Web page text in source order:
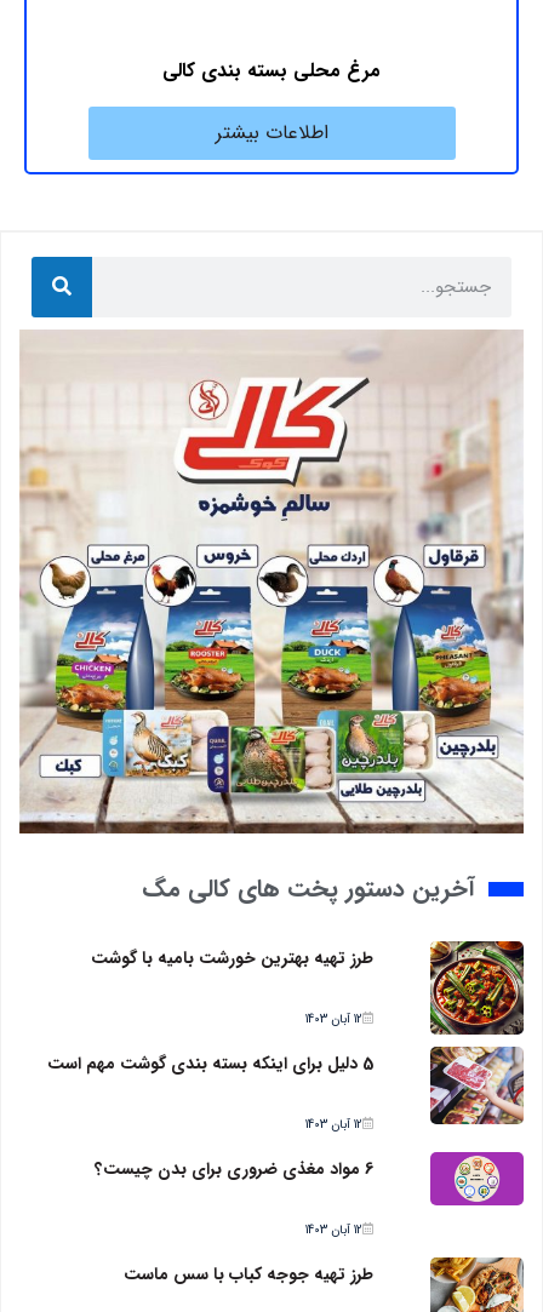
مرغ محلی بسته ‎بندی کالی
اطلاعات بیشتر
آخرین دستور پخت های کالی مگ
طرز تهیه بهترین خورشت بامیه با گوشت
12 آبان 1403
5 دلیل برای اینکه بسته بندی گوشت مهم است
12 آبان 1403
6 مواد مغذی ضروری برای بدن چیست؟
12 آبان 1403
طرز تهیه جوجه کباب با سس ماست